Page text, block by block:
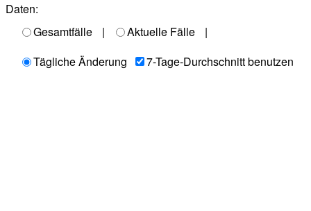
Daten:
Gesamtfälle
| Aktuelle Fälle
|
Tägliche Änderung
7-Tage-Durchschnitt benutzen